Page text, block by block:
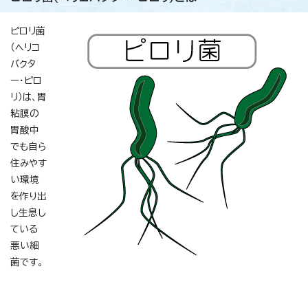
ピロリ菌
（ヘリコ
バクタ
ー・ピロ
リ）は、胃
粘膜の
胃酸中
でも自ら
住みやす
い環境
を作り出
し生息し
ている
悪い細
菌です。